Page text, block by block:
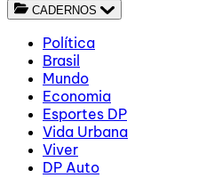
CADERNOS
Política
Brasil
Mundo
Economia
Esportes DP
Vida Urbana
Viver
DP Auto